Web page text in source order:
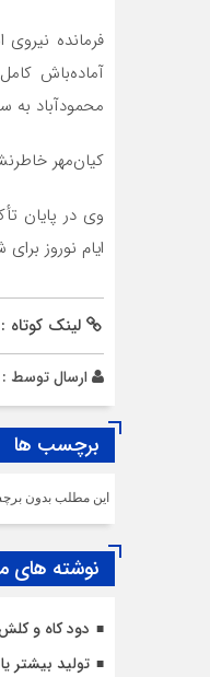
فرمانده
آماده‌باش
محمودآباد به
کیان‌مهر
وی در پایان
ایام نوروز
لینک کوتاه :
ارسال توسط :
برچسب ها
این مطلب بدون
نوشته های
دود کاه و
تولید بیشتر